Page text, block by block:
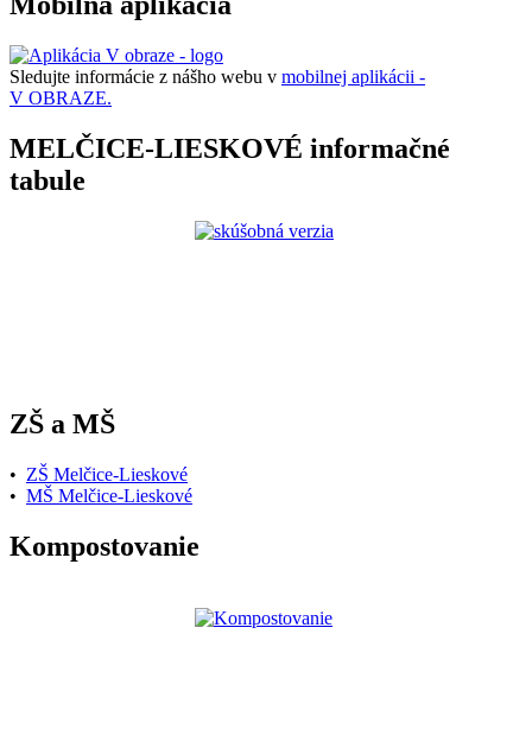
Sledujte informácie z nášho webu v mobilnej aplikácii -
V OBRAZE.
MELČICE-LIESKOVÉ informačné
tabule
ZŠ a MŠ
• ZŠ Melčice-Lieskové
• MŠ Melčice-Lieskové
Kompostovanie